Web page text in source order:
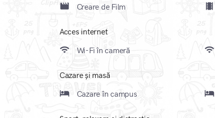
movie_creation Creare de Film local_movies
Acces internet
wifi Wi-Fi în cameră wifi
Cazare și masă
local_hotel Cazare în campus local_hotel